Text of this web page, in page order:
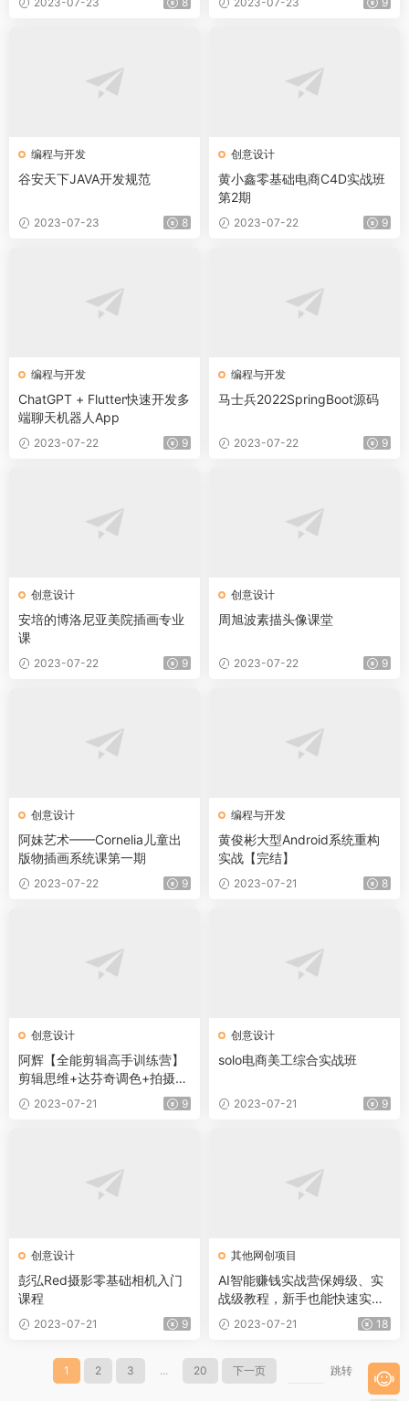
编程与开发
谷安天下JAVA开发规范
2023-07-23 8
创意设计
黄小鑫零基础电商C4D实战班
第2期
2023-07-22 9
编程与开发
ChatGPT + Flutter快速开发多
端聊天机器人App
2023-07-22 9
编程与开发
马士兵2022SpringBoot源码
2023-07-22 9
创意设计
安培的博洛尼亚美院插画专业
课
2023-07-22 9
创意设计
周旭波素描头像课堂
2023-07-22 9
创意设计
阿妹艺术——Cornelia儿童出
版物插画系统课第一期
2023-07-22 9
编程与开发
黄俊彬大型Android系统重构
实战【完结】
2023-07-21 8
创意设计
阿辉【全能剪辑高手训练营】
剪辑思维+达芬奇调色+拍摄技
巧一站教学
2023-07-21 9
创意设计
solo电商美工综合实战班
2023-07-21 9
创意设计
彭弘Red摄影零基础相机入门
课程
2023-07-21 9
其他网创项目
AI智能赚钱实战营保姆级、实
战级教程，新手也能快速实现
赚钱2023-07-21 18
1 2 3 ... 20 下一页 跳转